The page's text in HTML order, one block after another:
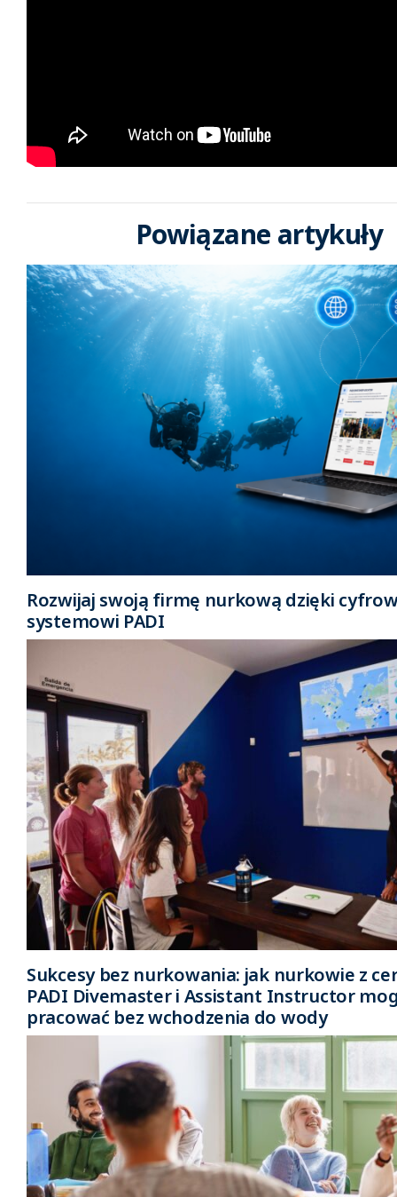
Powiązane artykuły
Rozwijaj swoją firmę nurkową dzięki
systemowi PADI
Sukcesy bez nurkowania: jak nurkowie z
PADI Divemaster i Assistant Instructor
pracować bez wchodzenia do wody